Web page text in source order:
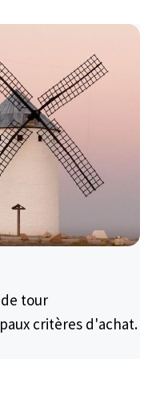
tour
critères d'achat.